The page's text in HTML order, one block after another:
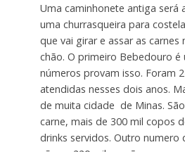
Uma caminhonete antiga será
uma churrasqueira para
que vai girar e assar as
chão. O primeiro Bebedouro é
números provam isso. Foram
atendidas nesses dois anos.
de muita cidade de Minas.
carne, mais de 300 mil copos
drinks servidos. Outro numero